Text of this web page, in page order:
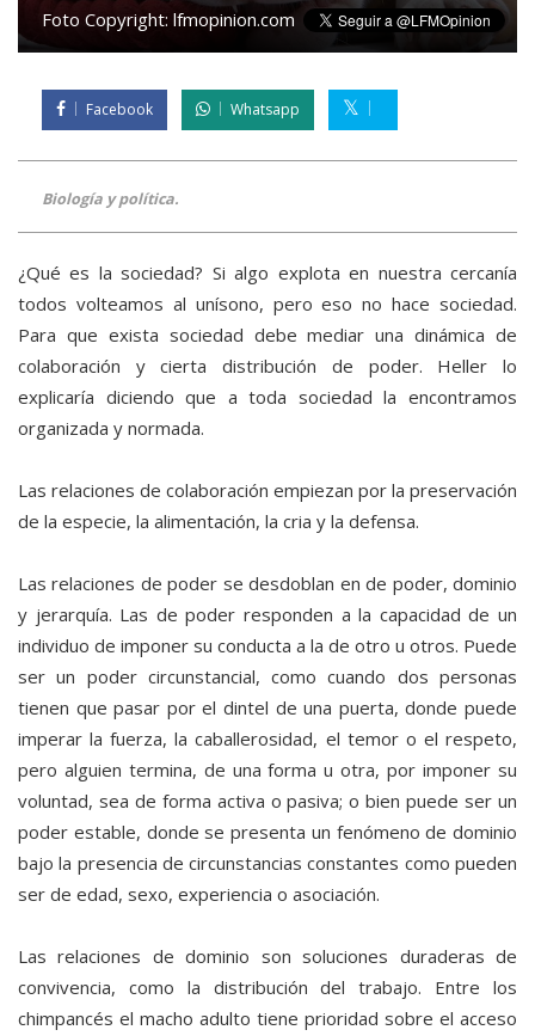
Foto Copyright: lfmopinion.com
Facebook Whatsapp
Biología y política.
¿Qué es la sociedad? Si algo explota en nuestra cercanía
todos volteamos al unísono, pero eso no hace sociedad.
Para que exista sociedad debe mediar una dinámica de
colaboración y cierta distribución de poder. Heller lo
explicaría diciendo que a toda sociedad la encontramos
organizada y normada.
Las relaciones de colaboración empiezan por la preservación
de la especie, la alimentación, la cria y la defensa.
Las relaciones de poder se desdoblan en de poder, dominio
y jerarquía. Las de poder responden a la capacidad de un
individuo de imponer su conducta a la de otro u otros. Puede
ser un poder circunstancial, como cuando dos personas
tienen que pasar por el dintel de una puerta, donde puede
imperar la fuerza, la caballerosidad, el temor o el respeto,
pero alguien termina, de una forma u otra, por imponer su
voluntad, sea de forma activa o pasiva; o bien puede ser un
poder estable, donde se presenta un fenómeno de dominio
bajo la presencia de circunstancias constantes como pueden
ser de edad, sexo, experiencia o asociación.
Las relaciones de dominio son soluciones duraderas de
convivencia, como la distribución del trabajo. Entre los
chimpancés el macho adulto tiene prioridad sobre el acceso